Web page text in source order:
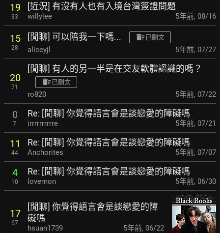
19
33
[近況] 有沒有人也有入境台灣簽證問題
willylee 5年前, 08/16
15
28
[閒聊] 可以陪我一下嗎... 已刪文
aliceyjl 5年前, 07/27
20
71
[閒聊] 有人的另一半是在交友軟體認識的嗎？
已刪文
ro820 5年前, 07/22
0
7
Re: [閒聊] 你覺得語言會是談戀愛的障礙嗎
irrrrrrrrrre 5年前, 07/21
11
44
Re: [閒聊] 你覺得語言會是談戀愛的障礙嗎
Anchorites 5年前, 07/07
4
10
Re: [閒聊] 你覺得語言會是談戀愛的障礙嗎
lovemon 5年前, 06/30
17
67
[閒聊] 你覺得語言會是談戀愛的障
礙嗎
hsuan1739 5年前, 06/22